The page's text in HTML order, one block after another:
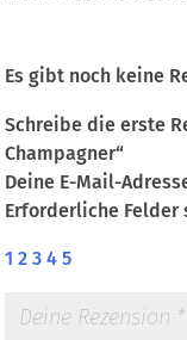
Es gibt noch keine
Schreibe die erste
Champagner“
Deine E-Mail-
Erforderliche
1 2 3 4 5